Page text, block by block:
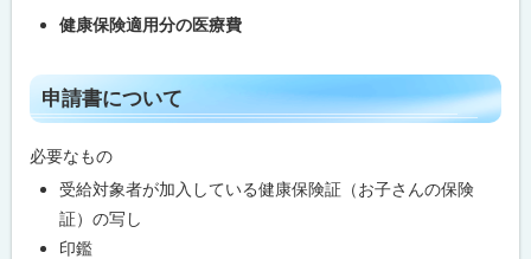
戻
る
健康保険適用分の医療費
ト
ッ
プ
申請書について
必要なもの
受給対象者が加入している健康保険証（お子さんの保険
証）の写し
印鑑